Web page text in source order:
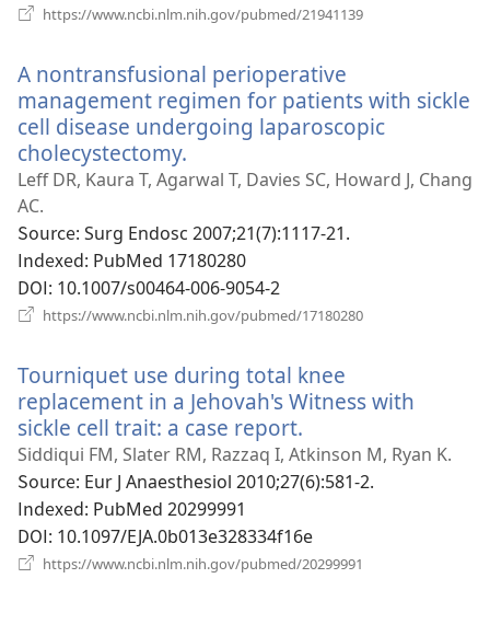
https://www.ncbi.nlm.nih.gov/pubmed/21941139
열
기)
A nontransfusional perioperative
management regimen for patients with sickle
cell disease undergoing laparoscopic
cholecystectomy.
로
창
열
기)
Leff DR, Kaura T, Agarwal T, Davies SC, Howard J, Chang
AC.
Source‎: Surg Endosc 2007;21(7):1117-21.
Indexed‎: PubMed 17180280
DOI‎: 10.1007/s00464-006-9054-2
https://www.ncbi.nlm.nih.gov/pubmed/17180280
열
기)
Tourniquet use during total knee
replacement in a Jehovah's Witness with
sickle cell trait: a case report.
로
운
열
기)
Siddiqui FM, Slater RM, Razzaq I, Atkinson M, Ryan K.
Source‎: Eur J Anaesthesiol 2010;27(6):581-2.
Indexed‎: PubMed 20299991
DOI‎: 10.1097/EJA.0b013e328334f16e
https://www.ncbi.nlm.nih.gov/pubmed/20299991